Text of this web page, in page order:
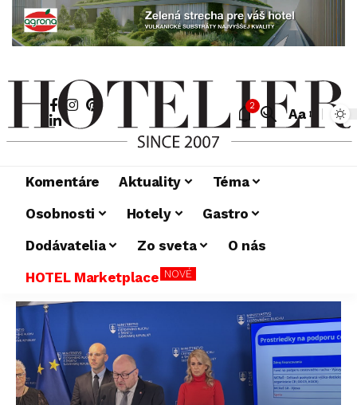
2
Aa
Komentáre Aktuality
Téma
Osobnosti
Hotely
Gastro
Dodávatelia
Zo sveta
O nás
HOTEL Marketplace NOVÉ